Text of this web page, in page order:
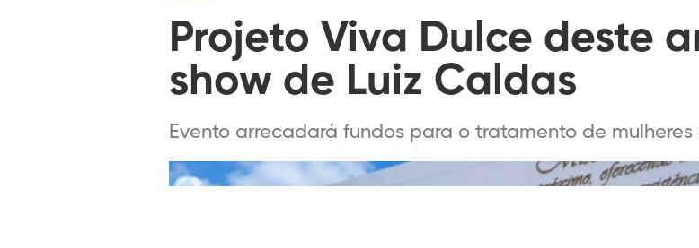
Projeto Viva Dulce deste
show de Luiz Caldas
Evento arrecadará fundos para o tratamento de